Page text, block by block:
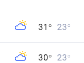
31 ° 23°
30° 23°